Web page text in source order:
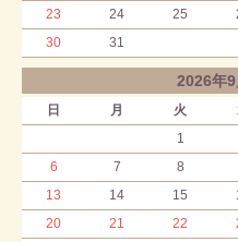
23
24 25
30
31
2026年9
日 月 火
1
6
7 8
13
14 15
20
21 22